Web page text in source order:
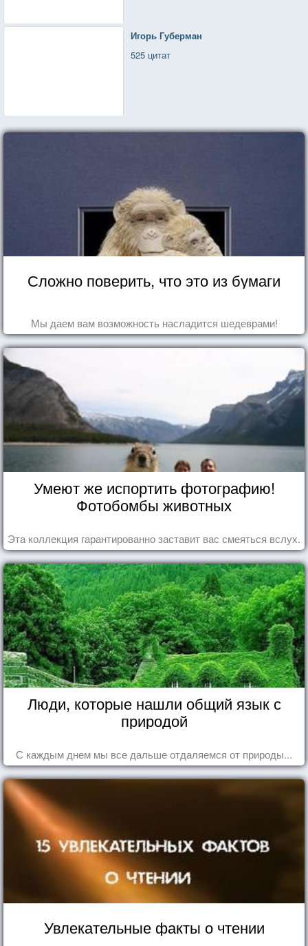
Игорь Губерман
525 цитат
Сложно поверить, что это из бумаги
Мы даем вам возможность насладится шедеврами!
Умеют же испортить фотографию!
Фотобомбы животных
Эта коллекция гарантированно заставит вас смеяться вслух.
Люди, которые нашли общий язык с
природой
С каждым днем мы все дальше отдаляемся от природы...
Увлекательные факты о чтении